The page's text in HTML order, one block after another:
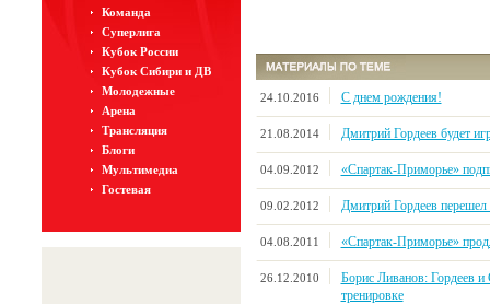
Команда
Суперлига
Кубок России
Кубок Сибири и ДВ
Молодежные
Арена
Трансляция
Блоги
Мультимедиа
Гостевая
24.10.2016 С днем рождения!
21.08.2014 Дмитрий Гордеев будет
04.09.2012 «Спартак-Приморье»
09.02.2012 Дмитрий Гордеев
04.08.2011 «Спартак-Приморье»
26.12.2010
Борис Ливанов: Гордеев и
тренировке